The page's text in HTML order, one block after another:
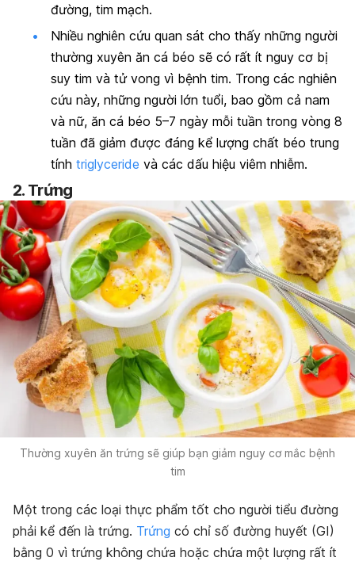
đường, tim mạch.
Nhiều nghiên cứu quan sát cho thấy những người
thường xuyên ăn cá béo sẽ có rất ít nguy cơ bị
suy tim và tử vong vì bệnh tim. Trong các nghiên
cứu này, những người lớn tuổi, bao gồm cả nam
và nữ, ăn cá béo 5–7 ngày mỗi tuần trong vòng 8
tuần đã giảm được đáng kể lượng chất béo trung
tính triglyceride và các dấu hiệu viêm nhiễm.
2. Trứng
Thường xuyên ăn trứng sẽ giúp bạn giảm nguy cơ mắc bệnh
tim
Một trong các loại thực phẩm tốt cho người tiểu đường
phải kể đến là trứng. Trứng có chỉ số đường huyết (GI)
bằng 0 vì trứng không chứa hoặc chứa một lượng rất ít